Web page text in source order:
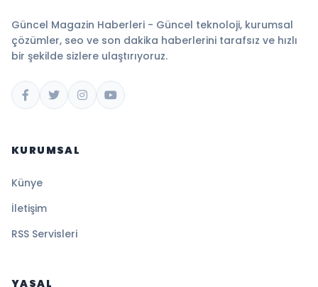
Güncel Magazin Haberleri - Güncel teknoloji, kurumsal
çözümler, seo ve son dakika haberlerini tarafsız ve hızlı
bir şekilde sizlere ulaştırıyoruz.
KURUMSAL
Künye
İletişim
RSS Servisleri
YASAL